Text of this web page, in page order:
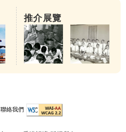
推介展覽
聯絡我們